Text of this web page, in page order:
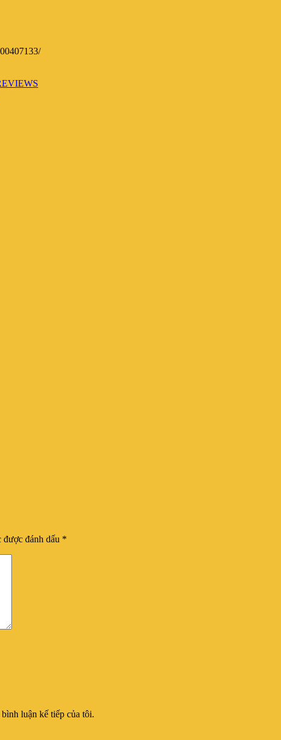
được đánh dấu *
luận kế tiếp của tôi.